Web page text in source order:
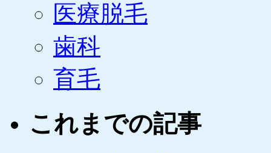
医療脱毛
歯科
育毛
これまでの記事